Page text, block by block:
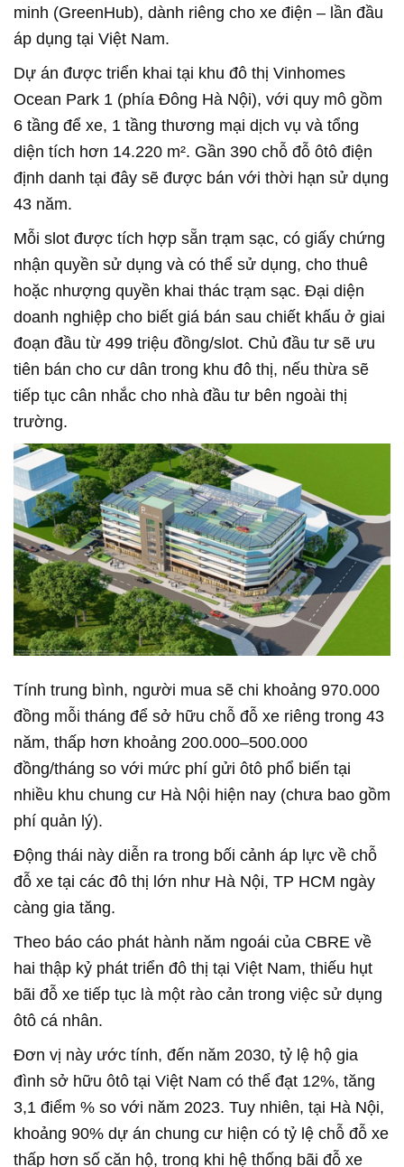
minh (GreenHub), dành riêng cho xe điện – lần đầu
áp dụng tại Việt Nam.
Dự án được triển khai tại khu đô thị Vinhomes
Ocean Park 1 (phía Đông Hà Nội), với quy mô gồm
6 tầng để xe, 1 tầng thương mại dịch vụ và tổng
diện tích hơn 14.220 m². Gần 390 chỗ đỗ ôtô điện
định danh tại đây sẽ được bán với thời hạn sử dụng
43 năm.
Mỗi slot được tích hợp sẵn trạm sạc, có giấy chứng
nhận quyền sử dụng và có thể sử dụng, cho thuê
hoặc nhượng quyền khai thác trạm sạc. Đại diện
doanh nghiệp cho biết giá bán sau chiết khấu ở giai
đoạn đầu từ 499 triệu đồng/slot. Chủ đầu tư sẽ ưu
tiên bán cho cư dân trong khu đô thị, nếu thừa sẽ
tiếp tục cân nhắc cho nhà đầu tư bên ngoài thị
trường.
Tính trung bình, người mua sẽ chi khoảng 970.000
đồng mỗi tháng để sở hữu chỗ đỗ xe riêng trong 43
năm, thấp hơn khoảng 200.000–500.000
đồng/tháng so với mức phí gửi ôtô phổ biến tại
nhiều khu chung cư Hà Nội hiện nay (chưa bao gồm
phí quản lý).
Động thái này diễn ra trong bối cảnh áp lực về chỗ
đỗ xe tại các đô thị lớn như Hà Nội, TP HCM ngày
càng gia tăng.
Theo báo cáo phát hành năm ngoái của CBRE về
hai thập kỷ phát triển đô thị tại Việt Nam, thiếu hụt
bãi đỗ xe tiếp tục là một rào cản trong việc sử dụng
ôtô cá nhân.
Đơn vị này ước tính, đến năm 2030, tỷ lệ hộ gia
đình sở hữu ôtô tại Việt Nam có thể đạt 12%, tăng
3,1 điểm % so với năm 2023. Tuy nhiên, tại Hà Nội,
khoảng 90% dự án chung cư hiện có tỷ lệ chỗ đỗ xe
thấp hơn số căn hộ, trong khi hệ thống bãi đỗ xe